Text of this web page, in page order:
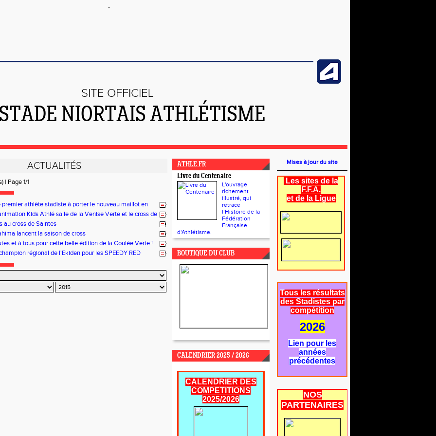
SITE OFFICIEL
NIORTAIS ATHLÉTISME
ACTUALITÉS
| Page 1/1
premier athlète stadiste à porter le nouveau maillot en
Kids Athlé salle de la Venise Verte et le cross de
au cross de Saintes
lancent la saison de cross
et à tous pour cette belle édition de la Coulée Verte !
régional de l'Ekiden pour les SPEEDY RED
ATHLE.FR
Livre du Centenaire
L'ouvrage
richement
illustré, qui
retrace
l’Histoire de la
Fédération
Française
d'Athlétisme.
BOUTIQUE DU CLUB
CALENDRIER 2025 / 2026
CALENDRIER DES
COMPETITIONS
2025/2026
Mises à jour du site
Les sites de la
F.F.A.
et de la Ligue
Tous les résultats
des Stadistes par
compétition
2026
Lien pour les
années
précédentes
NOS
PARTENAIRES